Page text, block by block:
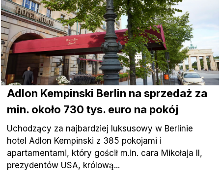
Adlon Kempinski Berlin na sprzedaż za
min. około 730 tys. euro na pokój
Uchodzący za najbardziej luksusowy w Berlinie
hotel Adlon Kempinski z 385 pokojami i
apartamentami, który gościł m.in. cara Mikołaja II,
prezydentów USA, królową...